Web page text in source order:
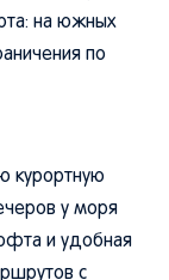
на южных
по
курортную
у моря
и удобная
с